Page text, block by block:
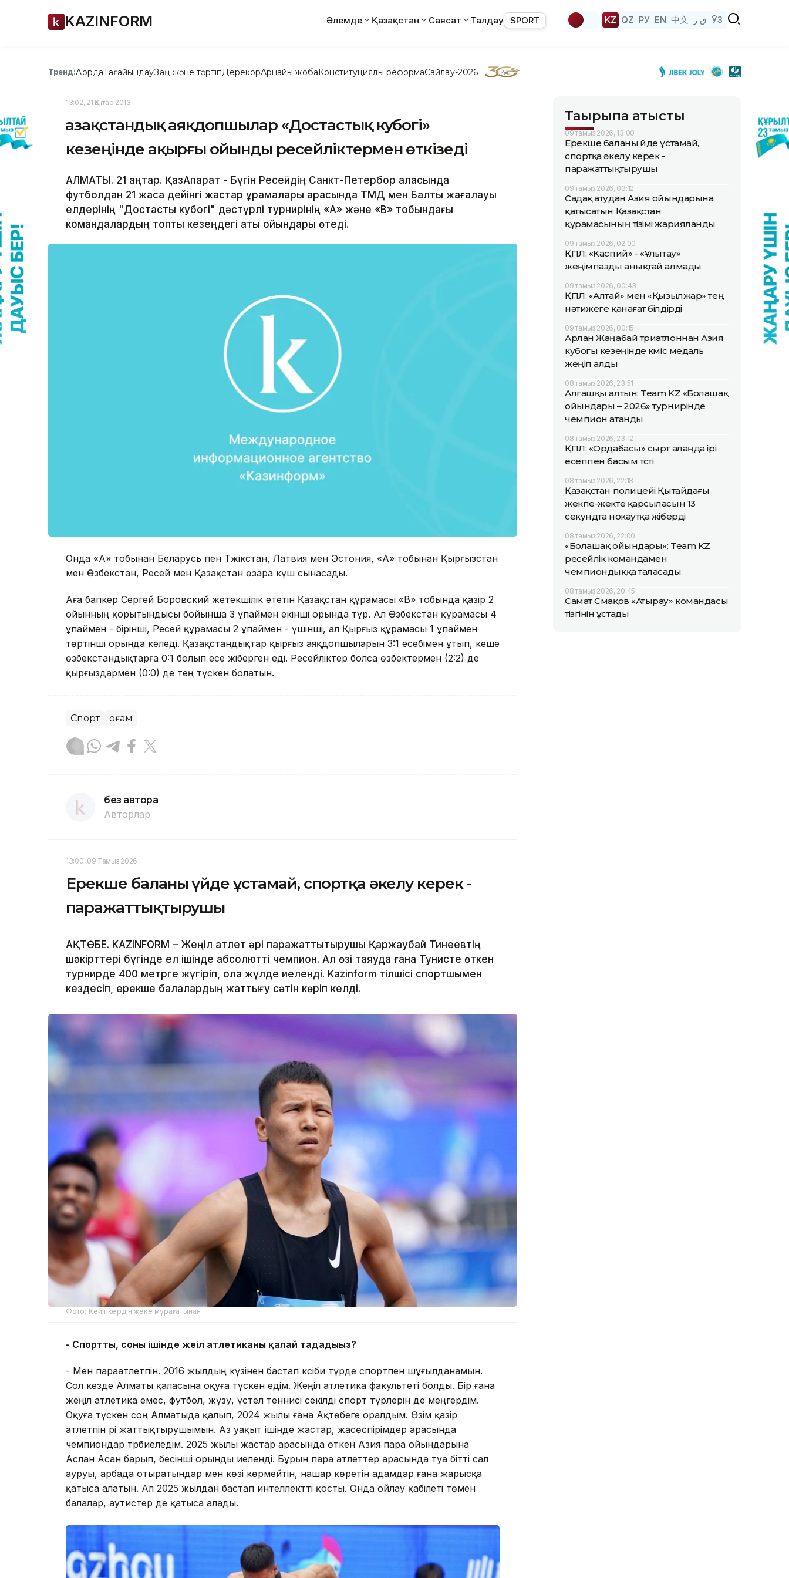
KAZINFORM Әлемде Қазақстан Саясат Талдау SPORT KZ QZ РУ EN 中文 ق ز ЎЗ
Тренд:АқордаТағайындауЗаң және тәртіпДерекқорАрнайы жобаКонституциялық реформаСайлау-2026
13:02, 21 Қаңтар 2013
Қазақстандық аяқдопшылар «Достастық кубогі»
кезеңінде ақырғы ойынды ресейліктермен өткізеді
АЛМАТЫ. 21 қаңтар. ҚазАқпарат - Бүгін Ресейдің Санкт-Петербор қаласында
футболдан 21 жасқа дейінгі жастар құрамалары арасында ТМД мен Балтық жағалауы
елдерінің "Достастық кубогі" дәстүрлі турнирінің «А» және «В» тобындағы
командалардың топтық кезеңдегі ақтық ойындары өтеді.
Онда «А» тобынан Беларусь пен Тәжікстан, Латвия мен Эстония, «А» тобынан Қырғызстан
мен Өзбекстан, Ресей мен Қазақстан өзара күш сынасады.
Аға бапкер Сергей Боровский жетекшілік ететін Қазақстан құрамасы «В» тобында қазір 2
ойынның қорытындысы бойынша 3 ұпаймен екінші орында тұр. Ал Өзбекстан құрамасы 4
ұпаймен - бірінші, Ресей құрамасы 2 ұпаймен - үшінші, ал Қырғыз құрамасы 1 ұпаймен
төртінші орында келеді. Қазақстандықтар қырғыз аяқдопшыларын 3:1 есебімен ұтып, кеше
өзбекстандықтарға 0:1 болып есе жіберген еді. Ресейліктер болса өзбектермен (2:2) де
қырғыздармен (0:0) де тең түскен болатын.
Спорт Қоғам
без автора
Авторлар
13:00, 09 Тамыз 2026
Ерекше баланы үйде ұстамай, спортқа әкелу керек -
паражаттықтырушы
АҚТӨБЕ. KAZINFORM – Жеңіл атлет әрі паражаттықтырушы Қаржаубай Тинеевтің
шәкірттері бүгінде ел ішінде абсолютті чемпион. Ал өзі таяуда ғана Тунисте өткен
турнирде 400 метрге жүгіріп, қола жүлде иеленді. Kazinform тілшісі спортшымен
кездесіп, ерекше балалардың жаттығу сәтін көріп келді.
Фото: Кейіпкердің жеке мұрағатынан
- Спортты, соның ішінде жеңіл атлетиканы қалай таңдадыңыз?
- Мен параатлетпін. 2016 жылдың күзінен бастап кәсіби түрде спортпен шұғылданамын.
Сол кезде Алматы қаласына оқуға түскен едім. Жеңіл атлетика факультеті болды. Бір ғана
жеңіл атлетика емес, футбол, жүзу, үстел теннисі секілді спорт түрлерін де меңгердім.
Оқуға түскен соң Алматыда қалып, 2024 жылы ғана Ақтөбеге оралдым. Өзім қазір
атлетпін әрі жаттықтырушымын. Аз уақыт ішінде жастар, жасөспірімдер арасында
чемпиондар тәрбиеледім. 2025 жылы жастар арасында өткен Азия пара ойындарына
Аслан Асан барып, бесінші орынды иеленді. Бұрын пара атлеттер арасында туа бітті сал
ауруы, арбада отыратындар мен көзі көрмейтін, нашар көретін адамдар ғана жарысқа
қатыса алатын. Ал 2025 жылдан бастап интеллектті қосты. Онда ойлау қабілеті төмен
балалар, аутистер де қатыса алады.
Тақырыпқа қатысты
09 тамыз 2026, 13:00
Ерекше баланы үйде ұстамай,
спортқа әкелу керек -
паражаттықтырушы
09 тамыз 2026, 03:12
Садақ атудан Азия ойындарына
қатысатын Қазақстан
құрамасының тізімі жарияланды
09 тамыз 2026, 02:00
ҚПЛ: «Каспий» - «Ұлытау»
жеңімпазды анықтай алмады
09 тамыз 2026, 00:43
ҚПЛ: «Алтай» мен «Қызылжар» тең
нәтижеге қанағат білдірді
09 тамыз 2026, 00:15
Арлан Жаңабай триатлоннан Азия
кубогы кезеңінде күміс медаль
жеңіп алды
08 тамыз 2026, 23:51
Алғашқы алтын: Team KZ «Болашақ
ойындары – 2026» турнирінде
чемпион атанды
08 тамыз 2026, 23:12
ҚПЛ: «Ордабасы» сырт алаңда ірі
есеппен басым түсті
08 тамыз 2026, 22:18
Қазақстан полицейі Қытайдағы
жекпе-жекте қарсыласын 13
секундта нокаутқа жіберді
08 тамыз 2026, 22:00
«Болашақ ойындары»: Team KZ
ресейлік командамен
чемпиондыққа таласады
08 тамыз 2026, 20:45
Самат Смақов «Атырау» командасы
тізгінін ұстады